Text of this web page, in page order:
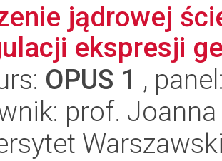
jądrowej
ekspresji
OPUS 1 ,
prof.